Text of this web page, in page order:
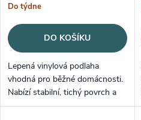
Do týdne
DO KOŠÍKU
Lepená vinylová podlaha
vhodná pro běžné domácnosti.
Nabízí stabilní, tichý povrch a
snadnou údržbu.